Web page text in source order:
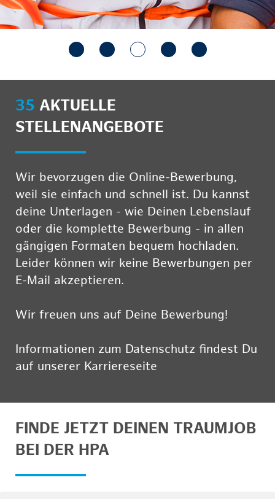
35 AKTUELLE
STELLENANGEBOTE
Wir bevorzugen die Online-Bewerbung,
weil sie einfach und schnell ist. Du kannst
deine Unterlagen - wie Deinen Lebenslauf
oder die komplette Bewerbung - in allen
gängigen Formaten bequem hochladen.
Leider können wir keine Bewerbungen per
E-Mail akzeptieren.
Wir freuen uns auf Deine Bewerbung!
Informationen zum Datenschutz findest Du
auf unserer Karriereseite
FINDE JETZT DEINEN TRAUMJOB
BEI DER HPA